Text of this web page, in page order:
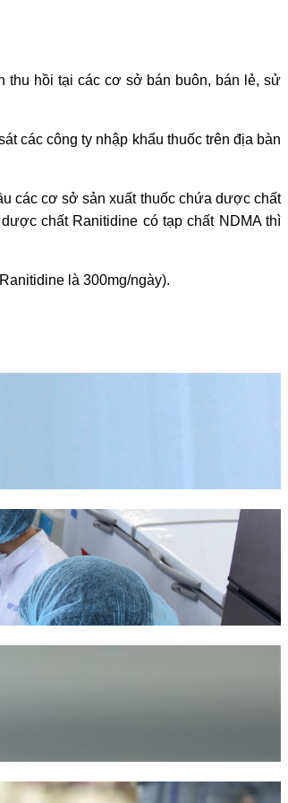
thu hồi tại các cơ sở bán buôn, bán lẻ, sử
các công ty nhập khẩu thuốc trên địa bàn
các cơ sở sản xuất thuốc chứa dược chất
chất Ranitidine có tạp chất NDMA thì
là 300mg/ngày).